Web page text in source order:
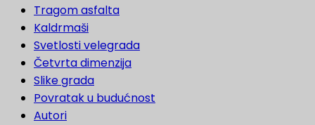
Tragom asfalta
Kaldrmaši
Svetlosti velegrada
Četvrta dimenzija
Slike grada
Povratak u budućnost
Autori